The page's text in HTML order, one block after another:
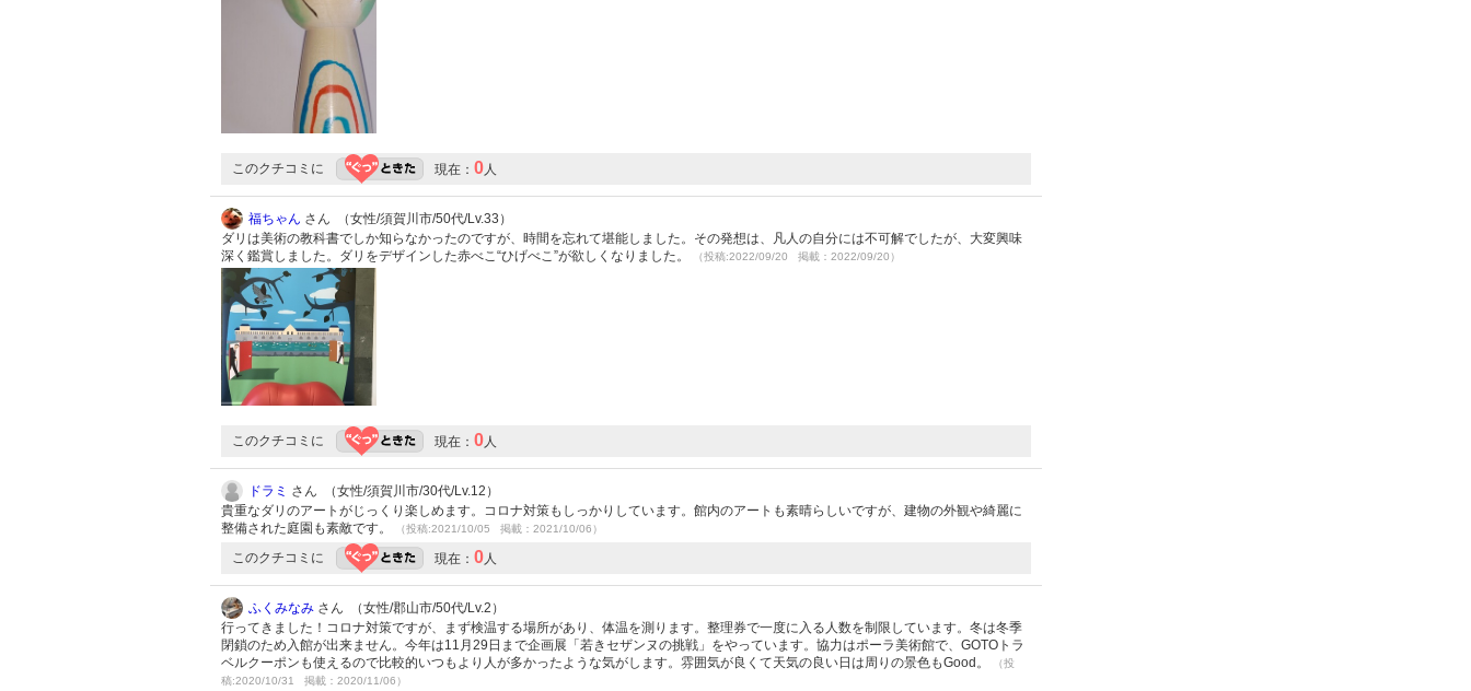
このクチコミに 現在： 0人
福ちゃん さん （女性/須賀川市/50代/Lv.33）
ダリは美術の教科書でしか知らなかったのですが、時間を忘れて堪能しました。その発想は、凡人の自分には不可解でしたが、大変興味
深く鑑賞しました。ダリをデザインした赤べこ“ひげべこ”が欲しくなりました。
（投稿:2022/09/20 掲載：2022/09/20）
このクチコミに 現在： 0人
ドラミ さん （女性/須賀川市/30代/Lv.12）
貴重なダリのアートがじっくり楽しめます。コロナ対策もしっかりしています。館内のアートも素晴らしいですが、建物の外観や綺麗に
整備された庭園も素敵です。
（投稿:2021/10/05 掲載：2021/10/06）
このクチコミに 現在： 0人
ふくみなみ さん （女性/郡山市/50代/Lv.2）
行ってきました！コロナ対策ですが、まず検温する場所があり、体温を測ります。整理券で一度に入る人数を制限しています。冬は冬季
閉鎖のため入館が出来ません。今年は11月29日まで企画展「若きセザンヌの挑戦」をやっています。協力はポーラ美術館で、GOTOトラ
ベルクーポンも使えるので比較的いつもより人が多かったような気がします。雰囲気が良くて天気の良い日は周りの景色もGood。
（投
稿:2020/10/31 掲載：2020/11/06）